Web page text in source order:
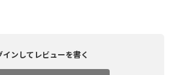
インしてレビューを書く